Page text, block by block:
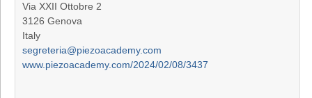
Via XXII Ottobre 2
3126 Genova
Italy
segreteria@piezoacademy.com
www.piezoacademy.com/2024/02/08/3437